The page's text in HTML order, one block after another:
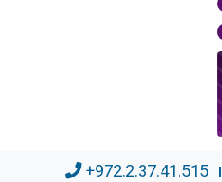
+972.2.37.41.515